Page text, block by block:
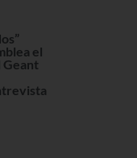
el
Geant